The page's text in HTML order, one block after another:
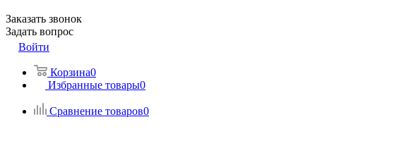
Заказать звонок
Задать вопрос
Войти
Корзина0
Избранные товары0
Сравнение товаров0